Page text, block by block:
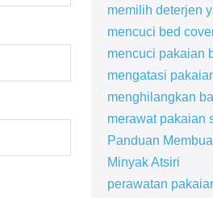
memilih deterjen
mencuci bed
mencuci pakaian
mengatasi
menghilangkan
merawat pakaian
Panduan
Minyak Atsiri
perawatan